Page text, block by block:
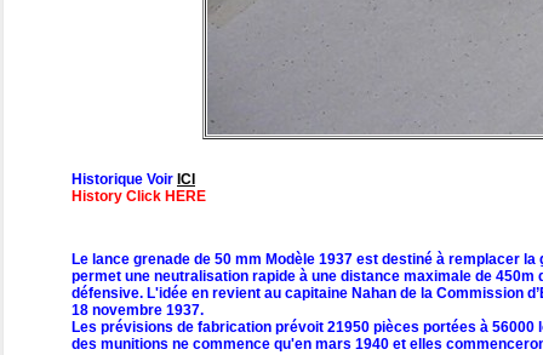
Historique Voir ICI
History Click HERE
Le lance grenade de 50 mm Modèle 1937 est destiné à remplacer
permet une neutralisation rapide à une distance maximale de
défensive. L'idée en revient au capitaine Nahan de la Commission
18 novembre 1937.
Les prévisions de fabrication prévoit 21950 pièces portées à
des munitions ne commence qu'en mars 1940 et elles